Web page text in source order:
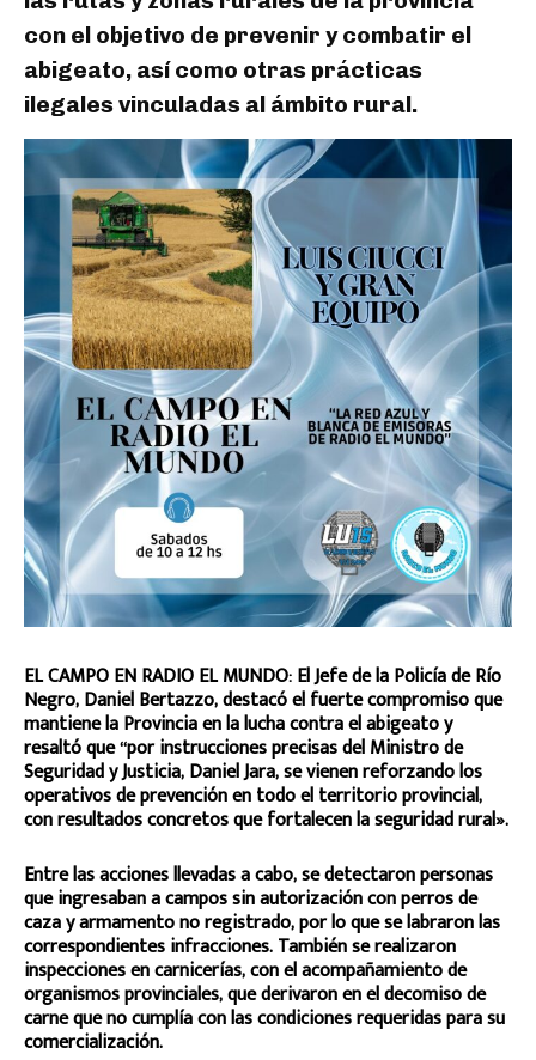
con el objetivo de prevenir y combatir el
abigeato, así como otras prácticas
ilegales vinculadas al ámbito rural.
EL CAMPO EN RADIO EL MUNDO: El Jefe de la Policía de Río
Negro, Daniel Bertazzo, destacó el fuerte compromiso que
mantiene la Provincia en la lucha contra el abigeato y
resaltó que “por instrucciones precisas del Ministro de
Seguridad y Justicia, Daniel Jara, se vienen reforzando los
operativos de prevención en todo el territorio provincial,
con resultados concretos que fortalecen la seguridad rural».
Entre las acciones llevadas a cabo, se detectaron personas
que ingresaban a campos sin autorización con perros de
caza y armamento no registrado, por lo que se labraron las
correspondientes infracciones. También se realizaron
inspecciones en carnicerías, con el acompañamiento de
organismos provinciales, que derivaron en el decomiso de
carne que no cumplía con las condiciones requeridas para su
comercialización.